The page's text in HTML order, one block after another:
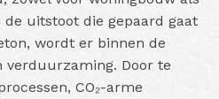
uitstoot die gepaard gaat
wordt er binnen de
verduurzaming. Door te
CO₂-arme